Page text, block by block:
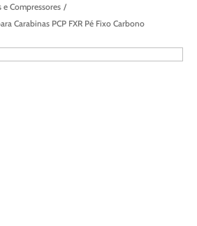
e Compressores
Carabinas PCP FXR Pé Fixo Carbono